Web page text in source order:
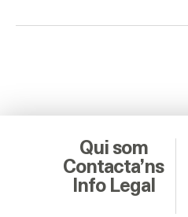
Qui som
Contacta’ns
Info Legal